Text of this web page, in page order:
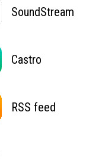
SoundStream
Castro
RSS feed